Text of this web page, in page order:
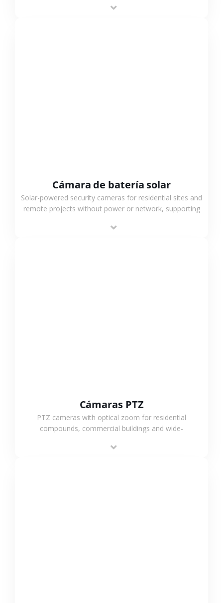
surveillance solutions.
Cámara de batería solar
Solar-powered security cameras for residential sites and
remote projects without power or network, supporting
outdoor monitoring.
Cámaras PTZ
PTZ cameras with optical zoom for residential
compounds, commercial buildings and wide-
monitoring and flexible coverage.